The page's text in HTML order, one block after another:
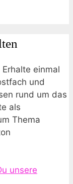
einmal
und
rund um das
als
Thema
unsere